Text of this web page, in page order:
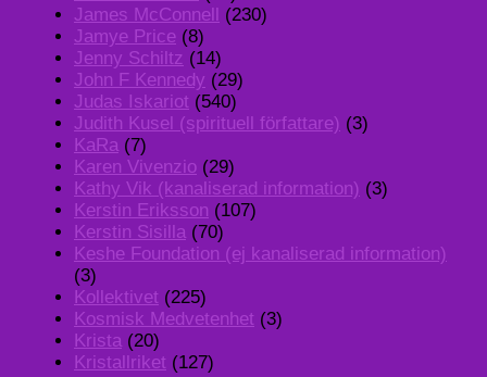
James McConnell (230)
Jamye Price (8)
Jenny Schiltz (14)
John F Kennedy (29)
Judas Iskariot (540)
Judith Kusel (spirituell författare) (3)
KaRa (7)
Karen Vivenzio (29)
Kathy Vik (kanaliserad information) (3)
Kerstin Eriksson (107)
Kerstin Sisilla (70)
Keshe Foundation (ej kanaliserad information)
(3)
Kollektivet (225)
Kosmisk Medvetenhet (3)
Krista (20)
Kristallriket (127)